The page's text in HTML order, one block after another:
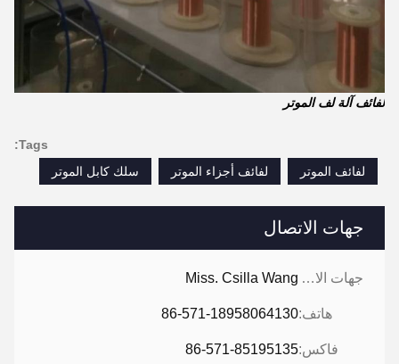
جهات الاتصال
جهات الاتصال: Miss. Csilla Wang
هاتف:86-571-18958064130
فاكس:86-571-85195135
لفائف آلة لف الموتر
Tags:
لفائف الموتر
لفائف أجزاء الموتر سلك كابل الموتر